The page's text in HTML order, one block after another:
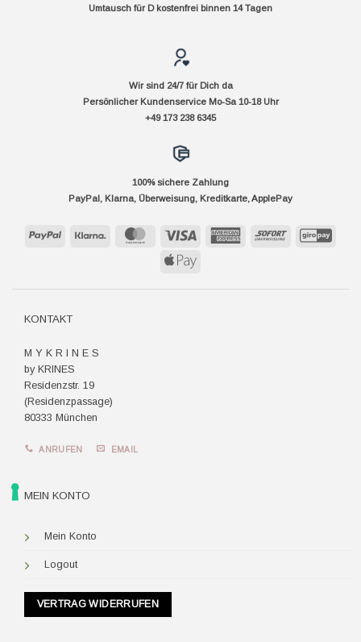
Umtausch für D kostenfrei binnen 14 Tagen
Wir sind 24/7 für Dich da
Persönlicher Kundenservice Mo-Sa 10-18 Uhr
+49 173 238 6345
100% sichere Zahlung
PayPal, Klarna, Überweisung, Kreditkarte, ApplePay
PayPal Klarna MasterCard Visa
AmericanSofort
Apple
KONTAKT
M Y K R I N E S
by KRINES
Residenzstr. 19
(Residenzpassage)
80333 München
ANRUFEN EMAIL
MEIN KONTO
Mein Konto
Logout
VERTRAG WIDERRUFEN